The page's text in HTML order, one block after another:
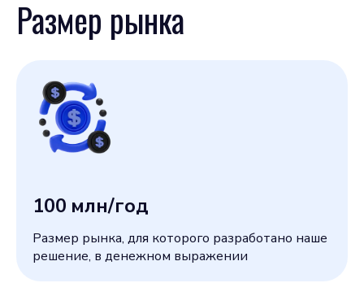
Размер рынка
100 млн/год
Размер рынка, для которого разработано наше
решение, в денежном выражении